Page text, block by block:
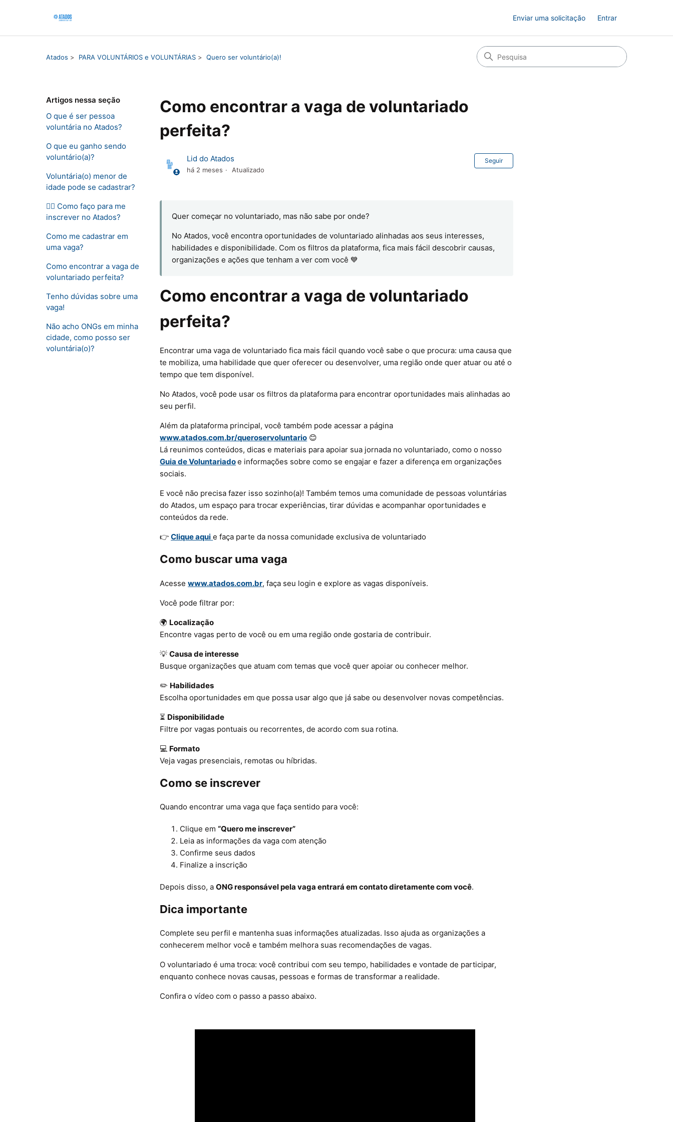
Enviar uma solicitação Entrar
Atados PARA VOLUNTÁRIOS e VOLUNTÁRIAS Quero ser voluntário(a)!
Artigos nessa seção
O que é ser pessoa
voluntária no Atados?
O que eu ganho sendo
voluntário(a)?
Voluntária(o) menor de
idade pode se cadastrar?
🙋‍♀️ Como faço para me
inscrever no Atados?
Como me cadastrar em
uma vaga?
Como encontrar a vaga de
voluntariado perfeita?
Tenho dúvidas sobre uma
vaga!
Não acho ONGs em minha
cidade, como posso ser
voluntária(o)?
Como encontrar a vaga de voluntariado
perfeita?
Lid do Atados
há 2 meses Atualizado
Seguir
Quer começar no voluntariado, mas não sabe por onde?
No Atados, você encontra oportunidades de voluntariado alinhadas aos seus interesses,
habilidades e disponibilidade. Com os filtros da plataforma, fica mais fácil descobrir causas,
organizações e ações que tenham a ver com você 💙
Como encontrar a vaga de voluntariado
perfeita?
Encontrar uma vaga de voluntariado fica mais fácil quando você sabe o que procura: uma causa que
te mobiliza, uma habilidade que quer oferecer ou desenvolver, uma região onde quer atuar ou até o
tempo que tem disponível.
No Atados, você pode usar os filtros da plataforma para encontrar oportunidades mais alinhadas ao
seu perfil.
Além da plataforma principal, você também pode acessar a página
www.atados.com.br/queroservoluntario 😊
Lá reunimos conteúdos, dicas e materiais para apoiar sua jornada no voluntariado, como o nosso
Guia de Voluntariadoe informações sobre como se engajar e fazer a diferença em organizações
sociais.
E você não precisa fazer isso sozinho(a)! Também temos uma comunidade de pessoas voluntárias
do Atados, um espaço para trocar experiências, tirar dúvidas e acompanhar oportunidades e
conteúdos da rede.
👉Clique aqui e faça parte da nossa comunidade exclusiva de voluntariado
Como buscar uma vaga
Acessewww.atados.com.br, faça seu login e explore as vagas disponíveis.
Você pode filtrar por:
🌍 Localização
Encontre vagas perto de você ou em uma região onde gostaria de contribuir.
💡Causa de interesse
Busque organizações que atuam com temas que você quer apoiar ou conhecer melhor.
✏️ Habilidades
Escolha oportunidades em que possa usar algo que já sabe ou desenvolver novas competências.
⏳ Disponibilidade
Filtre por vagas pontuais ou recorrentes, de acordo com sua rotina.
💻 Formato
Veja vagas presenciais, remotas ou híbridas.
Como se inscrever
Quando encontrar uma vaga que faça sentido para você:
Clique em“Quero me inscrever”
Leia as informações da vaga com atenção
Confirme seus dados
Finalize a inscrição
Depois disso, aONG responsável pela vaga entrará em contato diretamente com você.
Dica importante
Complete seu perfil e mantenha suas informações atualizadas. Isso ajuda as organizações a
conhecerem melhor você e também melhora suas recomendações de vagas.
O voluntariado é uma troca: você contribui com seu tempo, habilidades e vontade de participar,
enquanto conhece novas causas, pessoas e formas de transformar a realidade.
Confira o vídeo com o passo a passo abaixo.